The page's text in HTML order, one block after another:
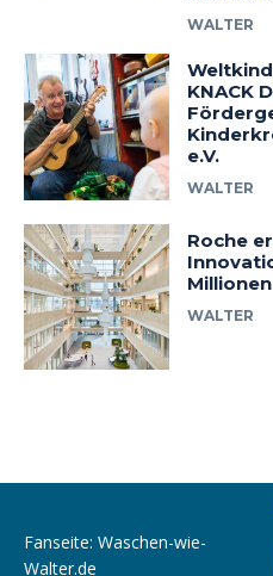
WALTER
KNACK
e.V.
WALTER
Roche
WALTER
Fanseite: Waschen-wie-
Walter.de